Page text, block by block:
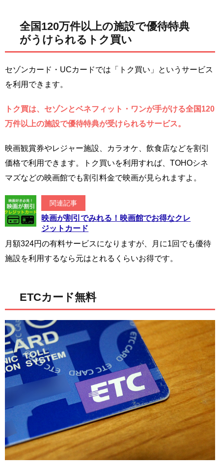
全国120万件以上の施設で優待特典
がうけられるトク買い
セゾンカード・UCカードでは「トク買い」というサービス
を利用できます。
トク買は、セゾンとベネフィット・ワンが手がける全国120
万件以上の施設で優待特典が受けられるサービス。
映画観賞券やレジャー施設、カラオケ、飲食店などを割引
価格で利用できます。トク買いを利用すれば、TOHOシネ
マズなどの映画館でも割引料金で映画が見られますよ。
関連記事
映画が割引でみれる！映画館でお得なクレ
ジットカード
月額324円の有料サービスになりますが、月に1回でも優待
施設を利用するなら元はとれるくらいお得です。
ETCカード無料